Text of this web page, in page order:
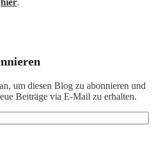
um diesen Blog zu abonnieren und
Beiträge via E-Mail zu erhalten.